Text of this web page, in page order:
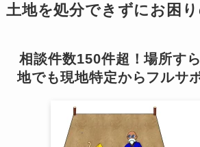
土地を処分できずにお困
相談件数150件超！場所す
地でも現地特定からフルサ